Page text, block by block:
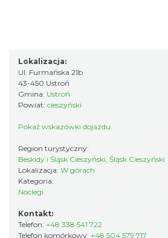
Lokalizacja:
Ul. Furmańska 21b
43-450 Ustroń
Gmina: Ustroń
Powiat: cieszyński
Pokaż wskazówki dojazdu
Region turystyczny:
Beskidy i Śląsk Cieszyński, Śląsk Cieszyński
Lokalizacja: W górach
Kategoria:
Noclegi
Kontakt:
Telefon: +48 338 541 722
Telefon komórkowy: +48 504 579 717